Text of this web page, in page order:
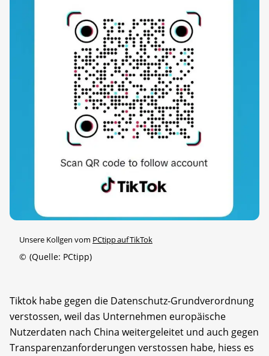
Unsere Kollgen vom PCtipp auf TikTok
© (Quelle: PCtipp)
Tiktok habe gegen die Datenschutz-Grundverordnung
verstossen, weil das Unternehmen europäische
Nutzerdaten nach China weitergeleitet und auch gegen
Transparenzanforderungen verstossen habe, hiess es